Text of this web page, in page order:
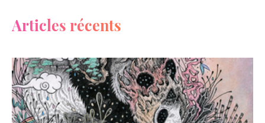
Articles récents